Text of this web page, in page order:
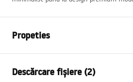
Propeties
Material
Descărcare fișiere (2)